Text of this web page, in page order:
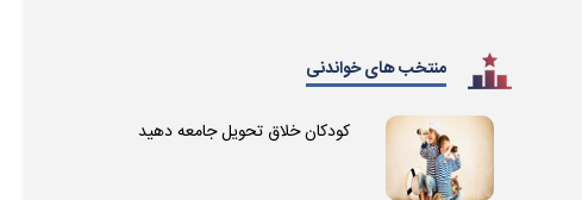
منتخب های خواندنی
کودکان خلاق تحویل جامعه دهید